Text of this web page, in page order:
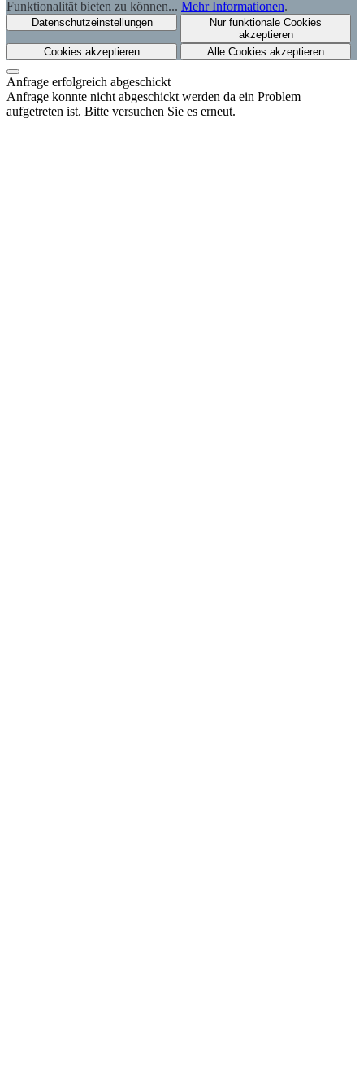
Funktionalität bieten zu können... Mehr Informationen.
Datenschutzeinstellungen
Nur funktionale Cookies
akzeptieren
Cookies akzeptieren
Alle Cookies akzeptieren
Anfrage erfolgreich abgeschickt
Anfrage konnte nicht abgeschickt werden da ein Problem
aufgetreten ist. Bitte versuchen Sie es erneut.